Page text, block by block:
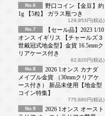
No.6
野口コイン【金豆】約
1g 【5粒】 ガラス瓶つき
129,953円(税込)
No.7
【セール品】2023 1/10
オンス イギリス 【チャールズ３
世戴冠式地金型】金貨 16.5mmク
リアケース付き
82,820円(税込)
No.8
2026 1オンス カナダ
メイプル金貨 （30mmクリアケ
ース付き） 新品未使用【地金型
コイン特集】
775,680円(税込)
No.9
2026 1オンス オースト